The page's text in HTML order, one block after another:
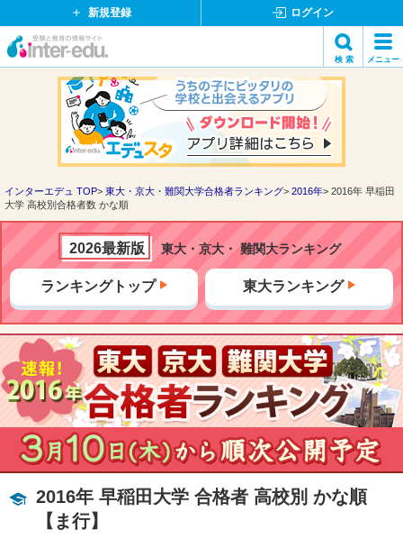
新規登録 ログイン
イ
ド
ッ
ト
検 索 メニュー
検索
インターエデュ TOP 東大・京大・難関大学合格者ランキング 2016年
2016年 早稲田
大学 高校別合格者数 かな順
2026最新版 東大・京大・ 難関大ランキング
ランキングトップ 東大ランキング
2016年 早稲田大学 合格者 高校別 かな順
【ま行】